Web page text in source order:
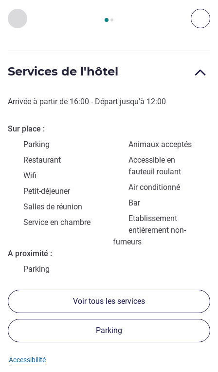
Précédent - Accès & Transport
Page , Accès & Transport 1 :, Accès & Transport 2 :
Services de l'hôtel
Arrivée à partir de 16:00 - Départ jusqu'à 12:00
Sur place
Parking
Animaux acceptés
Restaurant
Accessible en
fauteuil roulant
Wifi
Air conditionné
Petit-déjeuner
Bar
Salles de réunion
Etablissement
entièrement non-
fumeurs
Service en chambre
A proximité
Parking
Voir tous les services
Parking
Accessibilité